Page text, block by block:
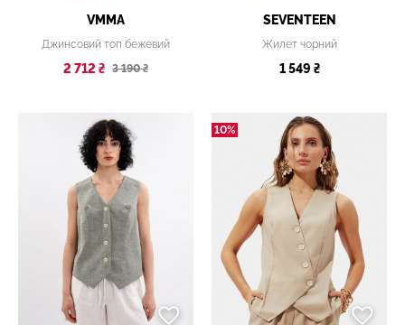
VMMA
Джинсовий топ бежевий
2 712 ₴ 3 190 ₴
SEVENTEEN
Жилет чорний
1 549 ₴
10%